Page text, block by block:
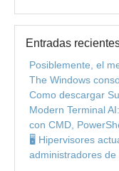
Entradas
Posiblemente, el
The Windows
Como descargar
Modern Terminal
con CMD,
🖥️ Hipervisores
administradores de